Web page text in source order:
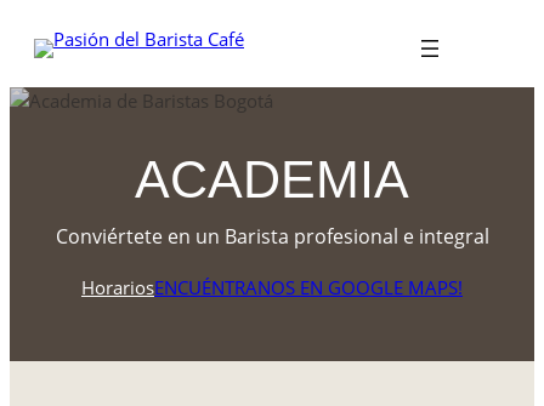
ACADEMIA
Conviértete en un Barista profesional e integral
HorariosENCUÉNTRANOS EN GOOGLE MAPS!